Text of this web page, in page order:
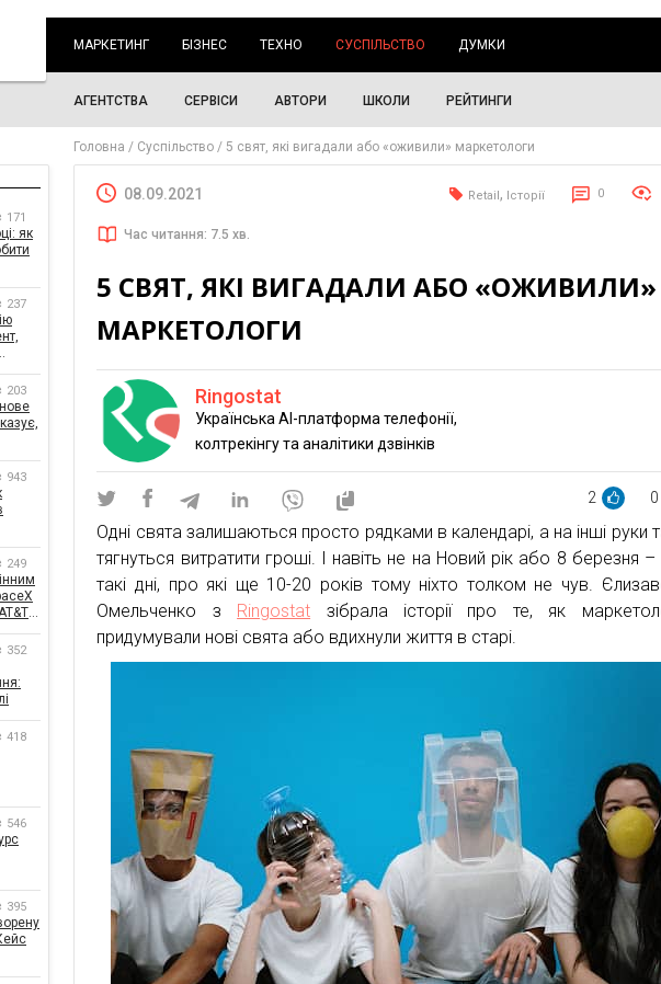
МАРКЕТИНГ БІЗНЕС ТЕХНО СУСПІЛЬСТВО ДУМКИ
АГЕНТСТВА СЕРВІСИ АВТОРИ ШКОЛИ РЕЙТИНГИ
Головна Суспільство 5 свят, які вигадали або «оживили» маркетологи
08.09.2021 Retail, Історії 0
Час читання: 7.5 хв.
5 СВЯТ, ЯКІ ВИГАДАЛИ АБО «ОЖИВИЛИ»
МАРКЕТОЛОГИ
Ringostat
Українська AI-платформа телефонії,
колтрекінгу та аналітики дзвінків
2 0
Одні свята залишаються просто рядками в календарі, а на інші руки
тягнуться витратити гроші. І навіть не на Новий рік або 8 березня
такі дні, про які ще 10-20 років тому ніхто толком не чув.
Омельченко з Ringostat зібрала історії про те, як
придумували нові свята або вдихнули життя в старі.
171
як
237
203
943
249
і
352
418
546
395